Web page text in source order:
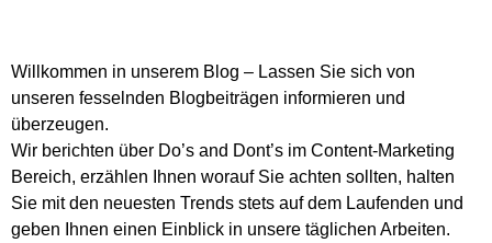
Willkommen in unserem Blog – Lassen Sie sich von
unseren fesselnden Blogbeiträgen informieren und
überzeugen.
Wir berichten über Do’s and Dont’s im Content-Marketing
Bereich, erzählen Ihnen worauf Sie achten sollten, halten
Sie mit den neuesten Trends stets auf dem Laufenden und
geben Ihnen einen Einblick in unsere täglichen Arbeiten.